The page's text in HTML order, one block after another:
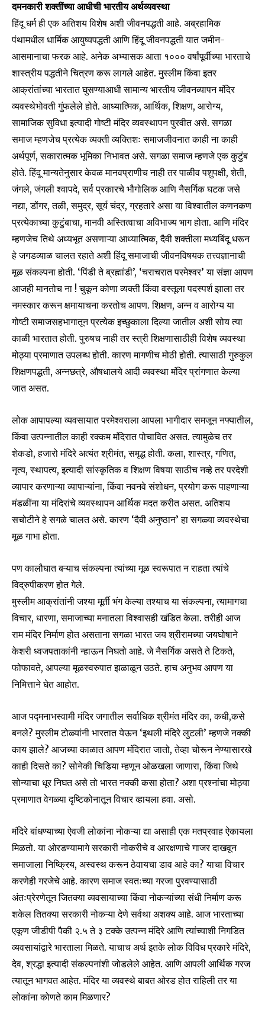
Join our community of
SUBSCRIBERS and be part of the
conversation.
To subscribe, simply enter your email address on our website
or click the subscribe button below. Don't worry, we respect
safe with us.
SUBSCRIBE
I've read and accept the Privacy Policy .
6,300
दमनकारी शक्तींच्या आधीची भारतीय अर्थव्यवस्था
हिंदू धर्म ही एक अतिशय विशेष अशी जीवनपद्धती आहे. अब्रहामिक
पंथामधील धार्मिक आयुष्यपद्धती आणि हिंदू जीवनपद्धती यात जमीन-
आसमानाचा फरक आहे. अनेक अभ्यासक आता १००० वर्षांपूर्वीच्या भारताचे
शास्त्रीय पद्धतीने चित्रण करू लागले आहेत. मुस्लीम किंवा इतर
आक्रांतांच्या भारतात घुसण्याआधी सामान्य भारतीय जीवनव्यापन मंदिर
व्यवस्थेभोवती गुंफलेले होते. आध्यात्मिक, आर्थिक, शिक्षण, आरोग्य,
सामाजिक सुविधा इत्यादी गोष्टी मंदिर व्यवस्थापन पुरवीत असे. सगळा
समाज म्हणजेच प्रत्येक व्यक्ती व्यक्तिशः समाजजीवनात काही ना काही
अर्थपूर्ण, सकारात्मक भूमिका निभावत असे. सगळा समाज म्हणजे एक कुटुंब
होते. हिंदू मान्यतेनुसार केवळ मानवप्राणीच नाही तर पाळीव पशुपक्षी, शेती,
जंगले, जंगली श्वापदे, सर्व प्रकारचे भौगोलिक आणि नैसर्गिक घटक जसे
नद्या, डोंगर, तळी, समुद्र, सूर्य चंद्र, ग्रहतारे असा या विश्वातील कणनकण
प्रत्येकाच्या कुटुंबाचा, मानवी अस्तित्वाचा अविभाज्य भाग होता. आणि मंदिर
म्हणजेच तिथे अध्यभूत असणाऱ्या आध्यात्मिक, दैवी शक्तीला मध्यबिंदू धरून
हे जगडव्याळ चालत रहाते अशी हिंदू समाजाची जीवनविषयक तत्त्वज्ञानाची
मूळ संकल्पना होती. ‘पिंडी ते ब्रह्मांडी’, ‘चराचरात परमेश्वर’ या संज्ञा आपण
आजही मानतोच ना ! चुकून कोणा व्यक्ती किंवा वस्तूला पदस्पर्श झाला तर
नमस्कार करून क्षमायाचना करतोच आपण. शिक्षण, अन्न व आरोग्य या
गोष्टी समाजसहभागातून प्रत्येक इच्छुकाला दिल्या जातील अशी सोय त्या
काळी भारतात होती. पुरुषच नाही तर स्त्री शिक्षणासाठीही विशेष व्यवस्था
मोठ्या प्रमाणात उपलब्ध होती. कारण मागणीच मोठी होती. त्यासाठी गुरुकुल
शिक्षणपद्धती, अन्नछत्रे, औषधालये आदी व्यवस्था मंदिर प्रांगणात केल्या
जात असत.
लोक आपापल्या व्यवसायात परमेश्वराला आपला भागीदार समजून नफ्यातील,
किंवा उत्पन्नातील काही रक्कम मंदिरात पोचावित असत. त्यामुळेच तर
शेकडो, हजारो मंदिरे अत्यंत श्रीमंत, समृद्ध होती. कला, शास्त्र, गणित,
नृत्य, स्थापत्य, इत्यादी सांस्कृतिक व शिक्षण विषया साठीच नव्हे तर परदेशी
व्यापार करणाऱ्या व्यापाऱ्यांना, किंवा नवनवे संशोधन, प्रयोग करू पाहणाऱ्या
मंडळींना या मंदिरांचे व्यवस्थापन आर्थिक मदत करीत असत. अतिशय
सचोटीने हे सगळे चालत असे. कारण ‘दैवी अनुष्ठान’ हा सगळ्या व्यवस्थेचा
मूळ गाभा होता.
पण कालौघात बऱ्याच संकल्पना त्यांच्या मूळ स्वरूपात न राहता त्यांचे
विद्रुपीकरण होत गेले.
मुस्लीम आक्रांतांनी जश्या मूर्ती भंग केल्या तश्याच या संकल्पना, त्यामागचा
विचार, धारणा, समाजाच्या मनातला विश्वासही खंडित केला. तरीही आज
राम मंदिर निर्माण होत असताना सगळा भारत जय श्रीरामच्या जयघोषाने
केशरी ध्वजपताकांनी न्हाऊन निघतो आहे. जे नैसर्गिक असते ते टिकते,
फोफावते, आपल्या मूळस्वरुपात झळाळून उठते. हाच अनुभव आपण या
निमित्ताने घेत आहोत.
आज पद्मनाभस्वामी मंदिर जगातील सर्वाधिक श्रीमंत मंदिर का, कधी,कसे
बनले? मुस्लीम टोळ्यांनी भारतात येऊन ‘इथली मंदिरे लुटली’ म्हणजे नक्की
काय झाले? आजच्या काळात आपण मंदिरात जातो, तेव्हा चोरून नेण्यासारखे
काही दिसते का? सोनेकी चिडिया म्हणून ओळखला जाणारा, किंवा जिथे
सोन्याचा धूर निघत असे तो भारत नक्की कसा होता? अशा प्रश्नांचा मोठ्या
प्रमाणात वेगळ्या दृष्टिकोनातून विचार व्हायला हवा. असो.
मंदिरे बांधण्याच्या ऐवजी लोकांना नोकऱ्या द्या असाही एक मतप्रवाह ऐकायला
मिळतो. या ओरडण्यामागे सरकारी नोकरीचे व आरक्षणाचे गाजर दाखवून
समाजाला निष्क्रिय, अस्वस्थ करून ठेवायचा डाव आहे का? याचा विचार
करणेही गरजेचे आहे. कारण समाज स्वतःच्या गरजा पुरवण्यासाठी
अंतःप्रेरणेतून जितक्या व्यवसायाच्या किंवा नोकऱ्यांच्या संधी निर्माण करू
शकेल तितक्या सरकारी नोकऱ्या देणे सर्वथा अशक्य आहे. आज भारताच्या
एकूण जीडीपी पैकी २.५ ते ३ टक्के उत्पन्न मंदिरे आणि त्यांच्याशी निगडित
व्यवसायांद्वारे भारताला मिळते. याचाच अर्थ इतके लोक विविध प्रकारे मंदिरे,
देव, श्रद्धा इत्यादी संकल्पनांशी जोडलेले आहेत. आणि आपली आर्थिक गरज
त्यातून भागवत आहेत. मंदिर या व्यवस्थे बाबत ओरड होत राहिली तर या
लोकांना कोणते काम मिळणार?